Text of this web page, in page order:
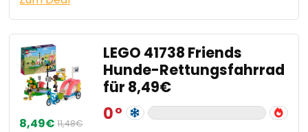
8,49€ 11,48€
LEGO 41738 Friends
Hunde-Rettungsfahrrad
für 8,49€
0